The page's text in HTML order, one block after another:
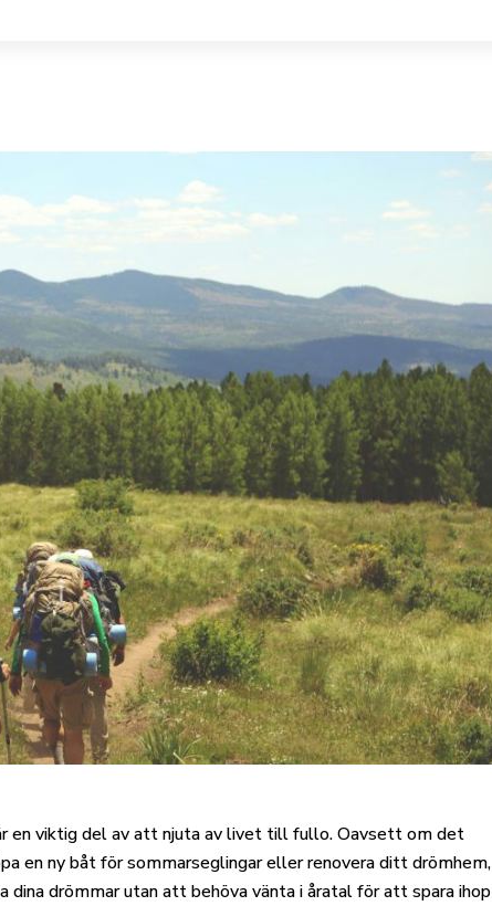
en viktig del av att njuta av livet till fullo. Oavsett om det
en ny båt för sommarseglingar eller renovera ditt drömhem,
drömmar utan att behöva vänta i åratal för att spara ihop